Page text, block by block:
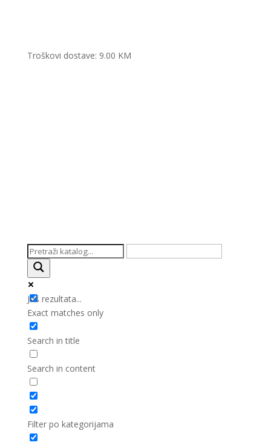
Troškovi dostave: 9.00 KM
Još rezultata...
Exact matches only
Search in title
Search in content
Filter po kategorijama